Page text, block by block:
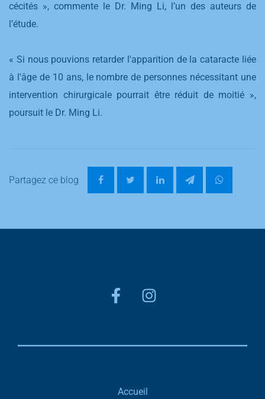
cécités », commente le Dr. Ming Li, l’un des auteurs de
l’étude.
« Si nous pouvions retarder l'apparition de la cataracte liée
à l'âge de 10 ans, le nombre de personnes nécessitant une
intervention chirurgicale pourrait être réduit de moitié »,
poursuit le Dr. Ming Li.
Partagez ce blog
Accueil